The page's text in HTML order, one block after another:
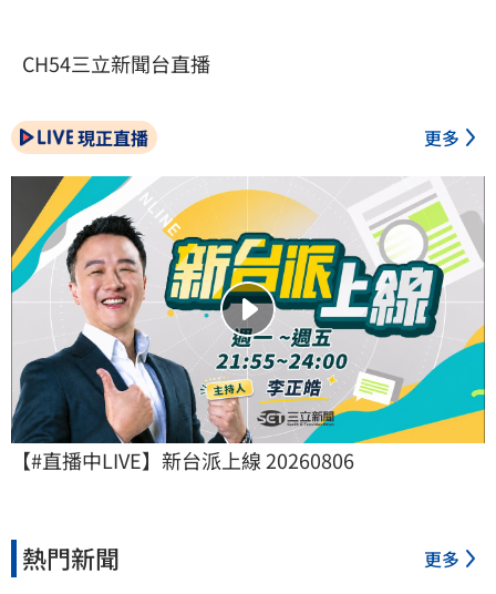
CH54三立新聞台直播
現正直播 更多
【#直播中LIVE】新台派上線 20260806
熱門新聞 更多